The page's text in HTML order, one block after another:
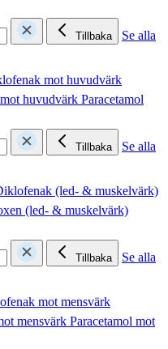
Tillbaka
Se alla
mot huvudvärk
huvudvärk Paracetamol
Tillbaka
Se alla
(led- & muskelvärk)
(led- & muskelvärk)
Tillbaka
Se alla
mot mensvärk
mensvärk Paracetamol mot